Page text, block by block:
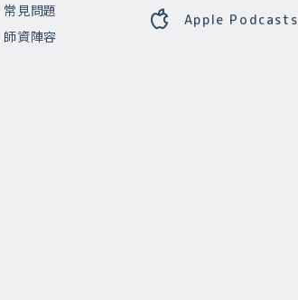
常見問題
師資陣容
Apple Podcasts